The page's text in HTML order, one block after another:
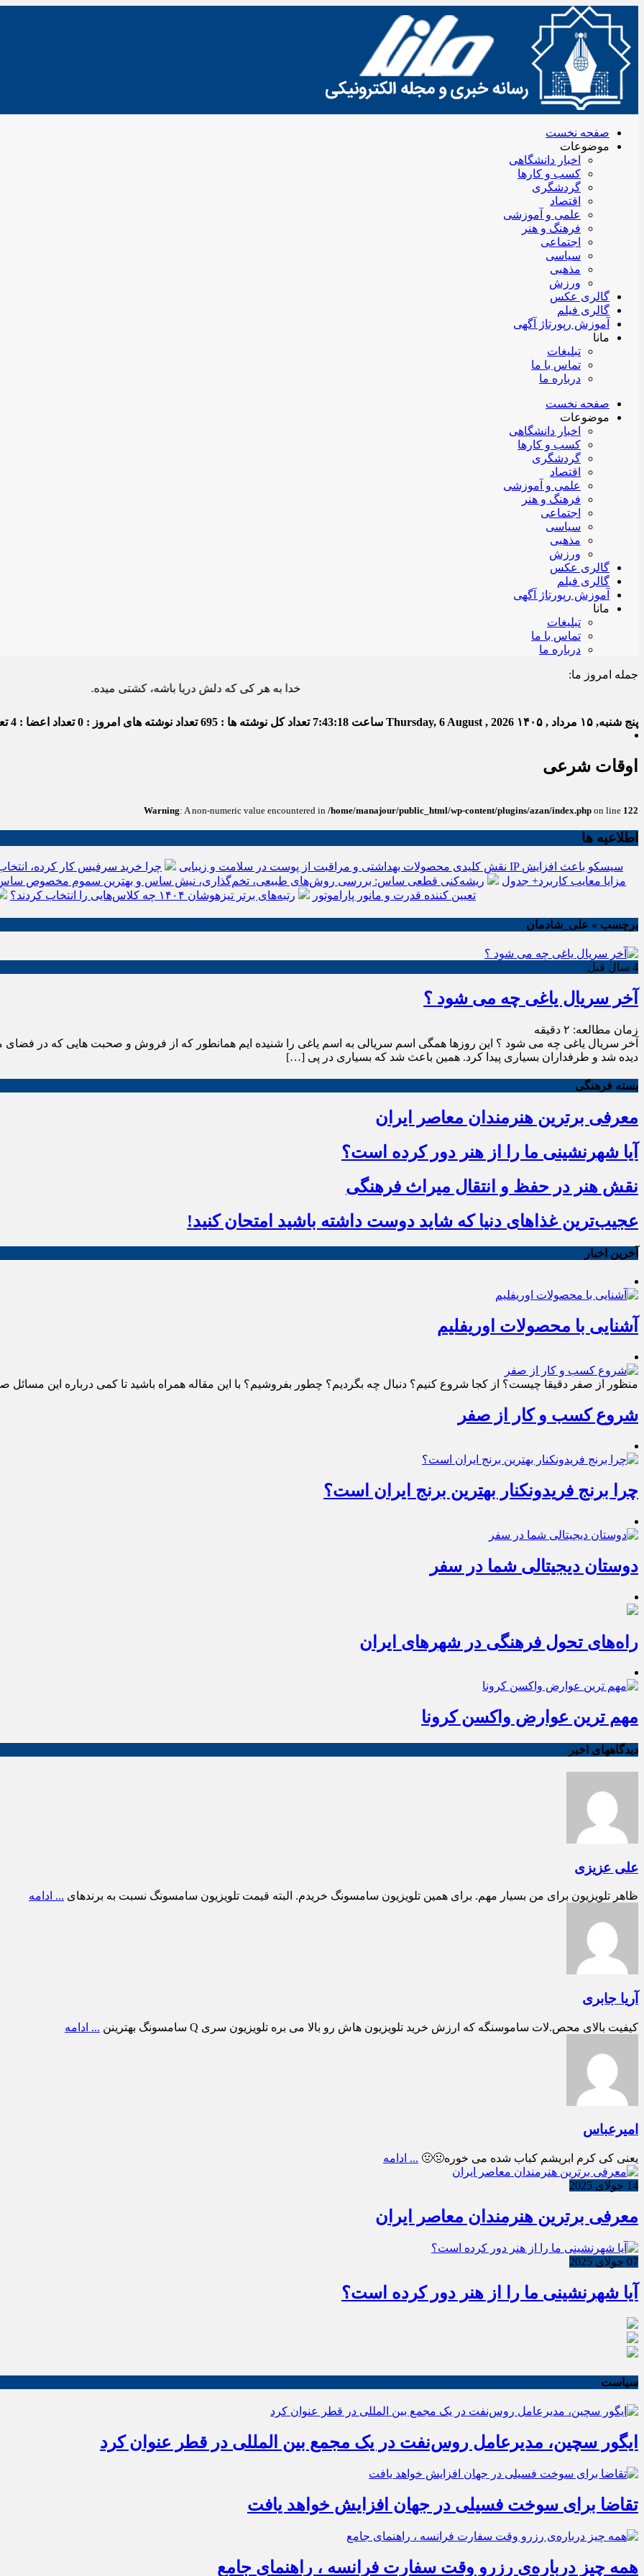
صفحه نخست
موضوعات
اخبار دانشگاهی
کسب و کارها
گردشگری
اقتصاد
علمی و آموزشی
فرهنگ و هنر
اجتماعی
سیاسی
مذهبی
ورزش
گالری عکس
گالری فیلم
آموزش رپورتاژ آگهی
مانا
تبلیغات
تماس با ما
درباره ما
صفحه نخست
موضوعات
اخبار دانشگاهی
کسب و کارها
گردشگری
اقتصاد
علمی و آموزشی
فرهنگ و هنر
اجتماعی
سیاسی
مذهبی
ورزش
گالری عکس
گالری فیلم
آموزش رپورتاژ آگهی
مانا
تبلیغات
تماس با ما
درباره ما
جمله امروز ما:
خدا به هر کی که دلش دریا باشه، کشتی میده.
پنج شنبه, ۱۵ مرداد , ۱۴۰۵ Thursday, 6 August , 2026 ساعت 7:43:19 تعداد کل نوشته ها : 695 تعداد نوشته های امروز : 0 تعداد اعضا : 4
اوقات شرعی
Warning: A non-numeric value encountered in /home/manajour/public_html/wp-content/plugins/azan/index.php on line 122
اطلاعیه ها
نقش کلیدی محصولات بهداشتی و مراقبت از پوست در سلامت و زیبایی چرا خرید سرفیس کار کرده،
انواع باتری یو پی اس(ups)+مزایا معایب کاربرد+ جدول ریشه‌کنی قطعی ساس: بررسی روش‌های طبیعی، تخم‌گذاری، نیش ساس و بهترین سموم مخصوص
تعیین کننده قدرت و مانور پاراموتور
رتبه‌های برتر تیزهوشان ۱۴۰۴ چه کلاس‌هایی را انتخاب کردند؟
برچسب » علی_شادمان
4 سال قبل
آخر سریال یاغی چه می شود ؟
زمان مطالعه: ۲ دقیقه
آخر سریال یاغی چه می شود ؟ این روزها همگی اسم سریالی به اسم یاغی را شنیده ایم همانطور که از فروش و صحبت هایی که در
دیده شد و طرفداران بسیاری پیدا کرد. همین باعث شد که بسیاری در پی […]
بسته فرهنگی
معرفی برترین هنرمندان معاصر ایران
آیا شهرنشینی ما را از هنر دور کرده است؟
نقش هنر در حفظ و انتقال میراث فرهنگی
عجیب‌ترین غذاهای دنیا که شاید دوست داشته باشید امتحان کنید!
آخرین اخبار
آشنایی با محصولات اوریفلیم
منظور از صفر دقیقا چیست؟ از کجا شروع کنیم؟ دنبال چه بگردیم؟ چطور بفروشیم؟ با این مقاله همراه باشید تا کمی درباره این مسائل
شروع کسب و کار از صفر
چرا برنج فریدونکنار بهترین برنج ایران است؟
دوستان دیجیتالی شما در سفر
راه‌های تحول فرهنگی در شهرهای ایران
مهم ترین عوارض واکسن کرونا
دیدگاههای اخیر
علی عزیزی
ظاهر تلویزیون برای من بسیار مهم. برای همین تلویزیون سامسونگ خریدم. البته قیمت تلویزیون سامسونگ نسبت به برندهای ... ادامه
آریا جابری
کیفیت بالای محص.لات ساموسنگه که ارزش خرید تلویزیون هاش رو بالا می بره تلویزیون سری Q سامسونگ بهترینن ... ادامه
امیرعباس
یعنی کی کرم ابریشم کباب شده می خوره🤢🤢 ... ادامه
14 جولای 2025
معرفی برترین هنرمندان معاصر ایران
07 جولای 2025
آیا شهرنشینی ما را از هنر دور کرده است؟
سیاست
ایگور سچین، مدیرعامل روس‌نفت در یک مجمع بین المللی در قطر عنوان کرد
تقاضا برای سوخت فسیلی در جهان افزایش خواهد یافت
همه چیز درباره‌ی رزرو وقت سفارت فرانسه ، راهنمای جامع